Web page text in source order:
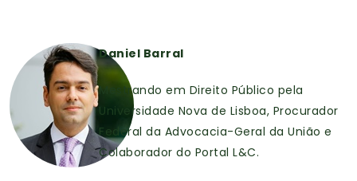
Daniel Barral
Mestrando em Direito Público pela
Universidade Nova de Lisboa, Procurador
Federal da Advocacia-Geral da União e
Colaborador do Portal L&C.